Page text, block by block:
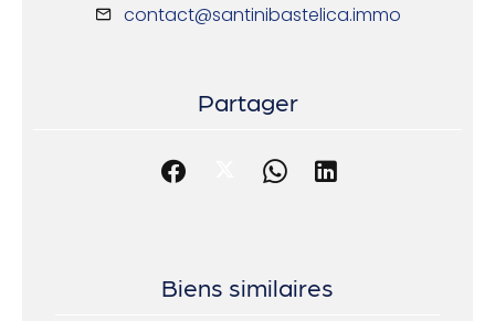
contact@santinibastelica.immo
Partager
Biens similaires